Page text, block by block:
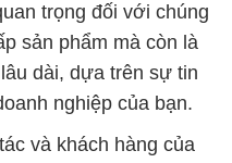
trọng đối với chúng
sản phẩm mà còn là
dài, dựa trên sự tin
nghiệp của bạn.
và khách hàng của